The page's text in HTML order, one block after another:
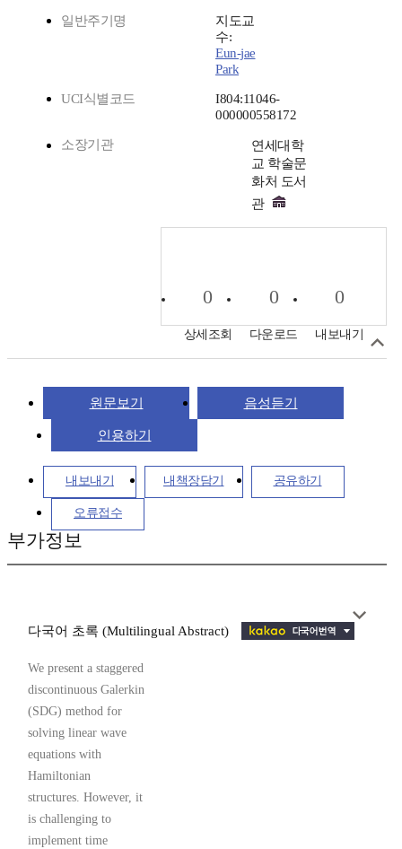
일반주기명
지도교
수:
Eun-jae
Park
UCI식별코드
I804:11046-
000000558172
소장기관
연세대학
교 학술문
화처 도서
관
0
상세조회
0
다운로드
0
내보내기
원문보기 음성듣기
인용하기
내보내기 내책장담기 공유하기
오류접수
부가정보
다국어 초록 (Multilingual Abstract)
We present a staggered
discontinuous Galerkin
(SDG) method for
solving linear wave
equations with
Hamiltonian
structures. However, it
is challenging to
implement time